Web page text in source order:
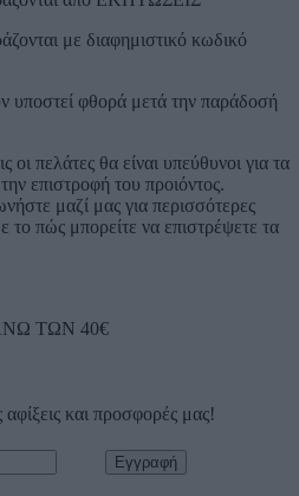
με διαφημιστικό κωδικό
υποστεί φθορά μετά την παράδοσή
οι πελάτες θα είναι υπεύθυνοι για τα
επιστροφή του προιόντος.
μαζί μας για περισσότερες
το πώς μπορείτε να επιστρέψετε τα
ΤΩΝ 40€
και προσφορές μας!